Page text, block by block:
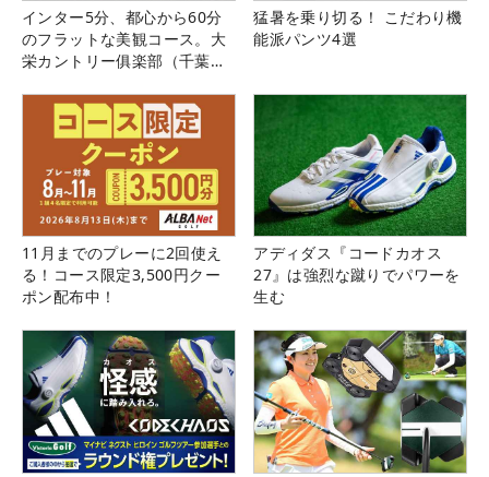
インター5分、都心から60分
のフラットな美観コース。大
栄カントリー俱楽部（千葉
猛暑を乗り切る！ こだわり機
能派パンツ4選
11月までのプレーに2回使え
る！コース限定3,500円クー
ポン配布中！
アディダス『コードカオス
27』は強烈な蹴りでパワーを
生む